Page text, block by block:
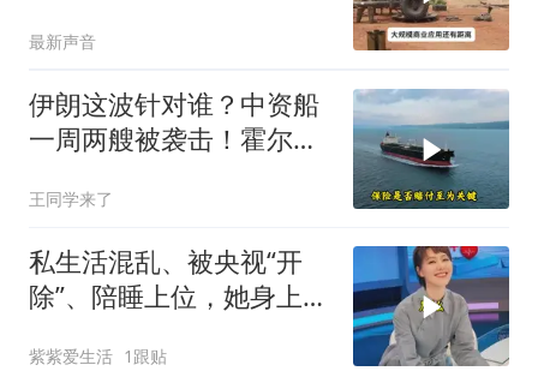
最新声音
伊朗这波针对谁？中资船
一周两艘被袭击！霍尔木
彻底破灭！
王同学来了
私生活混乱、被央视“开
除”、陪睡上位，她身上哪
紫紫爱生活 1跟贴